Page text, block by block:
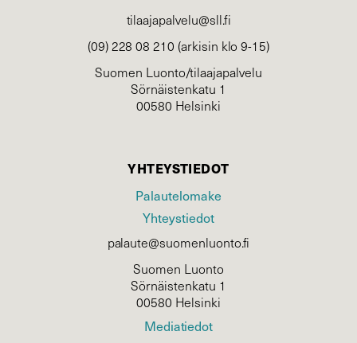
tilaajapalvelu@sll.fi
(09) 228 08 210 (arkisin klo 9-15)
Suomen Luonto/tilaajapalvelu
Sörnäistenkatu 1
00580 Helsinki
YHTEYSTIEDOT
Palautelomake
Yhteystiedot
palaute@suomenluonto.fi
Suomen Luonto
Sörnäistenkatu 1
00580 Helsinki
Mediatiedot